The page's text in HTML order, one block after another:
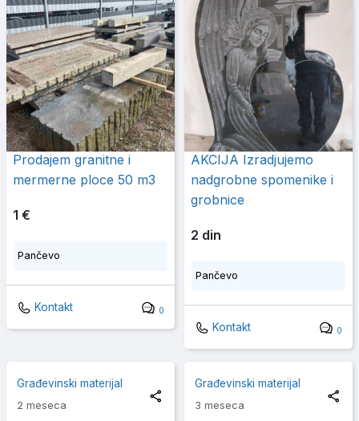
Prodajem granitne i
mermerne ploce 50 m3
1 €
Pančevo
Kontakt 0
AKCIJA Izradjujemo
nadgrobne spomenike i
grobnice
2 din
Pančevo
Kontakt 0
Građevinski materijal
2 meseca
Građevinski materijal
3 meseca